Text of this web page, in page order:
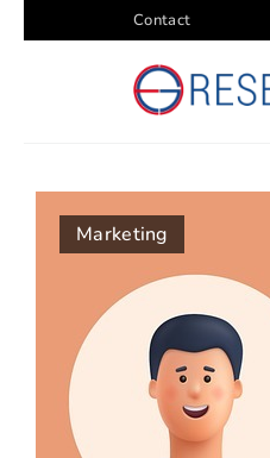
Contact
Marketing